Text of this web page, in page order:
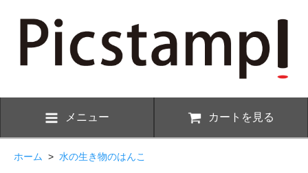
メニュー カートを見る
ホーム > 水の生き物のはんこ